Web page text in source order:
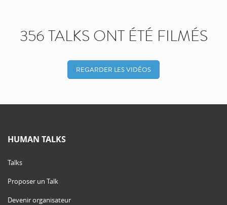
356 TALKS ONT ÉTÉ FILMÉS
REGARDER LES VIDÉOS
HUMAN TALKS
Talks
Proposer un Talk
Devenir organisateur